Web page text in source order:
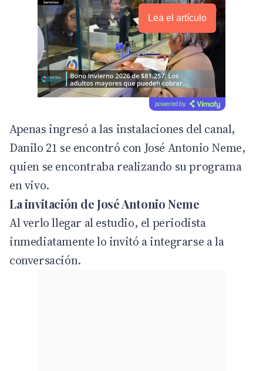
Lea el artículo
powered by
Apenas ingresó a las instalaciones del canal,
Danilo 21 se encontró con José Antonio Neme,
quien se encontraba realizando su programa
en vivo.
La invitación de José Antonio Neme
Al verlo llegar al estudio, el periodista
inmediatamente lo invitó a integrarse a la
conversación.